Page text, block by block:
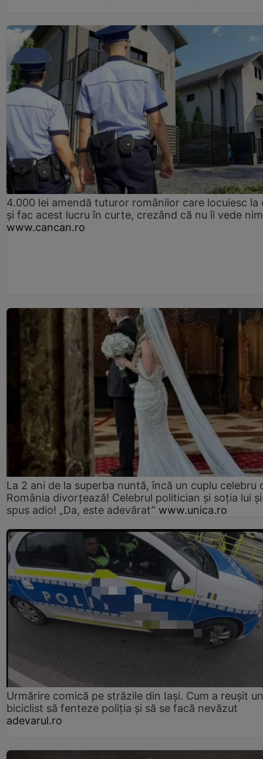
4.000 lei amendă tuturor românilor care locuiesc la
și fac acest lucru în curte, crezând că nu îi vede
www.cancan.ro
La 2 ani de la superba nuntă, încă un cuplu celebru
România divorțează! Celebrul politician și soția lui
spus adio! „Da, este adevărat” www.unica.ro
Urmărire comică pe străzile din Iași. Cum a reușit un
biciclist să fenteze poliția și să se facă nevăzut
adevarul.ro